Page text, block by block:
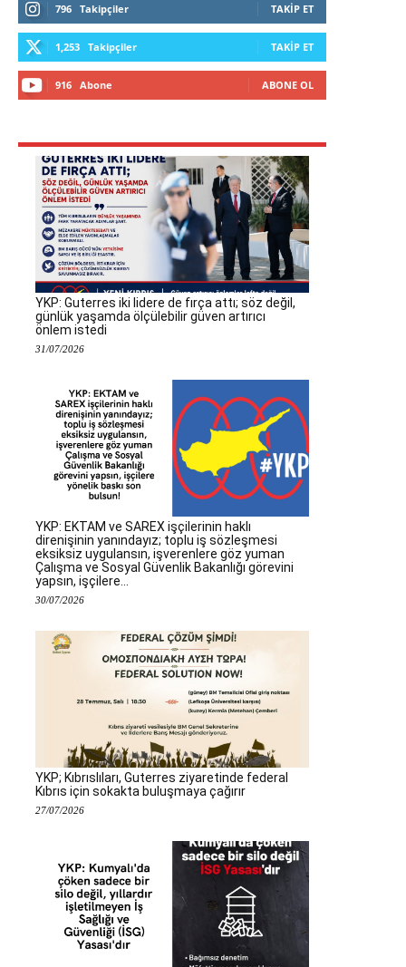
796 Takipçiler TAKIP ET
1,253 Takipçiler TAKIP ET
916 Abone ABONE OL
YKP: Guterres iki lidere de fırça attı; söz değil,
günlük yaşamda ölçülebilir güven artırıcı
önlem istedi
31/07/2026
YKP: EKTAM ve SAREX işçilerinin haklı
direnişinin yanındayız; toplu iş sözleşmesi
eksiksiz uygulansın, işverenlere göz yuman
Çalışma ve Sosyal Güvenlik Bakanlığı görevini
yapsın, işçilere...
30/07/2026
YKP; Kıbrıslıları, Guterres ziyaretinde federal
Kıbrıs için sokakta buluşmaya çağırır
27/07/2026